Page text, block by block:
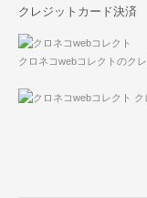
クレジットカード決済
クロネコwebコレクトのク